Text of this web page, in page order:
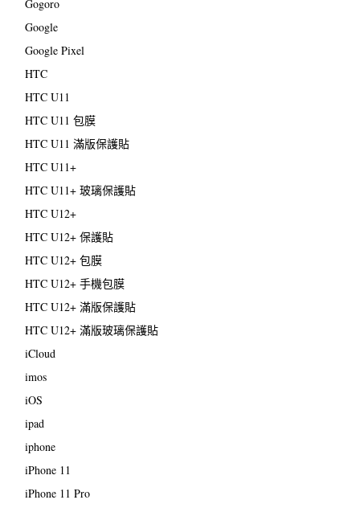
Gogoro
Google
Google Pixel
HTC
HTC U11
HTC U11 包膜
HTC U11 滿版保護貼
HTC U11+
HTC U11+ 玻璃保護貼
HTC U12+
HTC U12+ 保護貼
HTC U12+ 包膜
HTC U12+ 手機包膜
HTC U12+ 滿版保護貼
HTC U12+ 滿版玻璃保護貼
iCloud
imos
iOS
ipad
iphone
iPhone 11
iPhone 11 Pro